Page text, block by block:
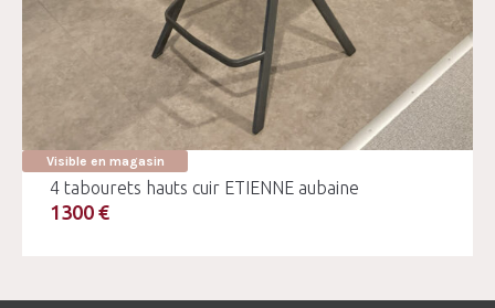
Visible en magasin
4 tabourets hauts cuir ETIENNE aubaine
1300 €